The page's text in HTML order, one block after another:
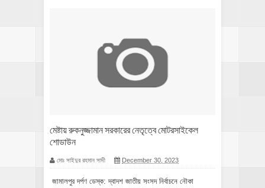
মেষ্টায় রুকনুজ্জামান সরকারের নেতৃত্বে মোটরসাইকেল
শোডাউন
মোঃ সাইদুর রহমান সাদী December 30, 2023
জামালপুর দর্পণ ডেস্ক: দ্বাদশ জাতীয় সংসদ নির্বাচনে নৌকা